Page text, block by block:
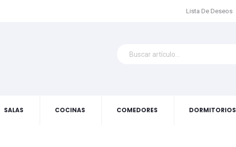
Lista De Deseos
SALAS COCINAS COMEDORES DORMITORIOS